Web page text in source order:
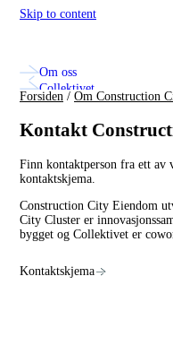
Skip to content
Utforsk seminarer, nettverk
bransjens
Om oss
Collektivet
Annonsering og
Forsiden / Om Construction
Kontakt
Finn kontaktperson fra ett av
kontaktskjema.
Construction City Eiendom
City Cluster er
bygget og Collektivet er
Kontaktskjema